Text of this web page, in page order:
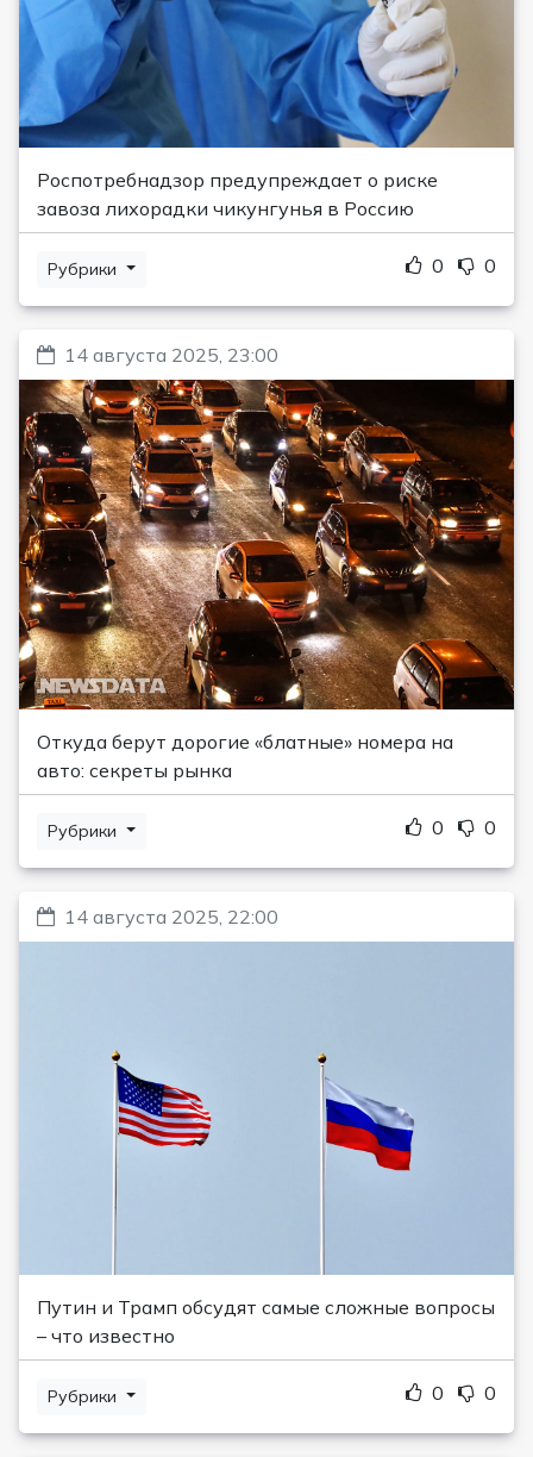
Роспотребнадзор предупреждает о риске
завоза лихорадки чикунгунья в Россию
Рубрики 0 0
14 августа 2025, 23:00
Откуда берут дорогие «блатные» номера на
авто: секреты рынка
Рубрики 0 0
14 августа 2025, 22:00
Путин и Трамп обсудят самые сложные вопросы
– что известно
Рубрики 0 0